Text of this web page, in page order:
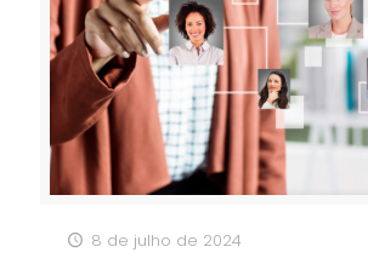
8 de julho de 2024